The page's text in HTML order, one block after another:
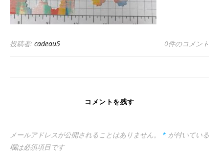
投稿者: cadeau5 0件のコメント
コメントを残す
メールアドレスが公開されることはありません。 * が付いている
欄は必須項目です